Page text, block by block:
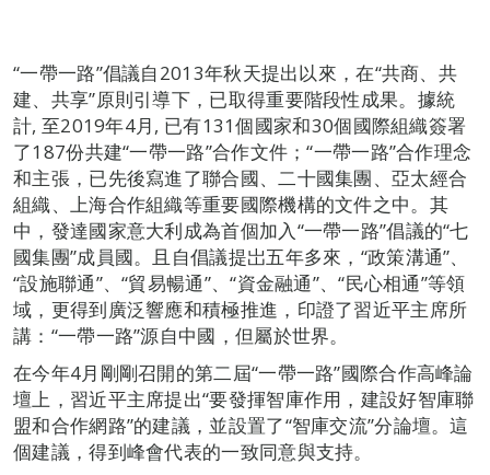
“一帶一路”倡議自2013年秋天提出以來，在“共商、共
建、共享”原則引導下，已取得重要階段性成果。據統
計, 至2019年4月, 已有131個國家和30個國際組織簽署
了187份共建“一帶一路”合作文件；“一帶一路”合作理念
和主張，已先後寫進了聯合國、二十國集團、亞太經合
組織、上海合作組織等重要國際機構的文件之中。其
中，發達國家意大利成為首個加入“一帶一路”倡議的“七
國集團”成員國。且自倡議提岀五年多來，“政策溝通”、
“設施聯通”、“貿易暢通”、“資金融通”、“民心相通”等領
域，更得到廣泛響應和積極推進，印證了習近平主席所
講：“一帶一路”源自中國，但屬於世界。
在今年4月剛剛召開的第二屆“一帶一路”國際合作高峰論
壇上，習近平主席提出“要發揮智庫作用，建設好智庫聯
盟和合作網路”的建議，並設置了“智庫交流”分論壇。這
個建議，得到峰會代表的一致同意與支持。